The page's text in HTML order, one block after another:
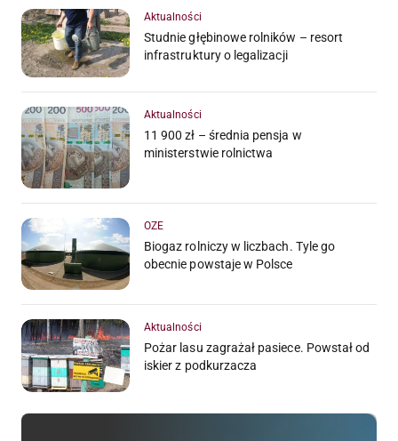
Aktualności
Studnie głębinowe rolników – resort
infrastruktury o legalizacji
Aktualności
11 900 zł – średnia pensja w
ministerstwie rolnictwa
OZE
Biogaz rolniczy w liczbach. Tyle go
obecnie powstaje w Polsce
Aktualności
Pożar lasu zagrażał pasiece. Powstał od
iskier z podkurzacza